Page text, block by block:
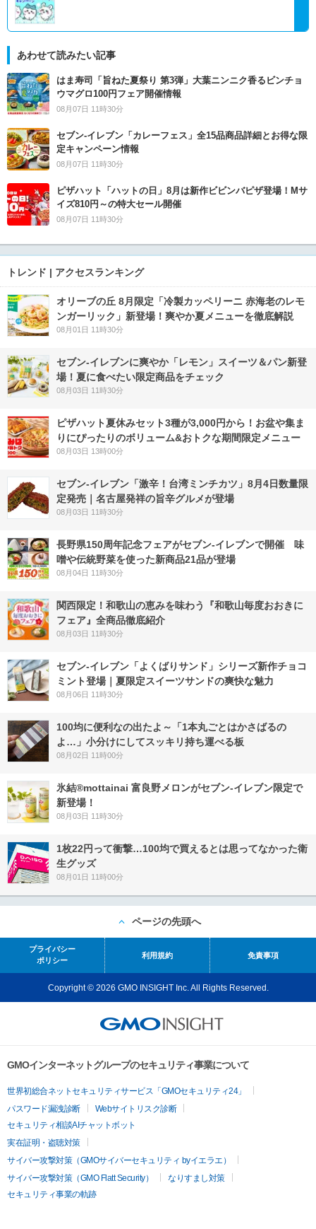
あわせて読みたい記事
はま寿司「旨ねた夏祭り 第3弾」大葉ニンニク香るビンチョ
ウマグロ100円フェア開催情報
08月07日 11時30分
セブン‐イレブン「カレーフェス」全15品商品詳細とお得な限
定キャンペーン情報
08月07日 11時30分
ピザハット「ハットの日」8月は新作ビビンバピザ登場！Mサ
イズ810円～の特大セール開催
08月07日 11時30分
トレンド | アクセスランキング
オリーブの丘 8月限定「冷製カッペリーニ 赤海老のレモ
ンガーリック」新登場！爽やか夏メニューを徹底解説
08月01日 11時30分
セブン‐イレブンに爽やか「レモン」スイーツ＆パン新登
場！夏に食べたい限定商品をチェック
08月03日 11時30分
ピザハット夏休みセット3種が3,000円から！お盆や集ま
りにぴったりのボリューム&おトクな期間限定メニュー
08月03日 13時00分
セブン-イレブン「激辛！台湾ミンチカツ」8月4日数量限
定発売｜名古屋発祥の旨辛グルメが登場
08月03日 11時30分
長野県150周年記念フェアがセブン-イレブンで開催 味
噌や伝統野菜を使った新商品21品が登場
08月04日 11時30分
関西限定！和歌山の恵みを味わう『和歌山毎度おおきに
フェア』全商品徹底紹介
08月03日 11時30分
セブン‐イレブン「よくばりサンド」シリーズ新作チョコ
ミント登場｜夏限定スイーツサンドの爽快な魅力
08月06日 11時30分
100均に便利なの出たよ～「1本丸ごとはかさばるの
よ…」小分けにしてスッキリ持ち運べる板
08月02日 11時00分
氷結®mottainai 富良野メロンがセブン‐イレブン限定で
新登場！
08月03日 11時30分
1枚22円って衝撃…100均で買えるとは思ってなかった衛
生グッズ
08月01日 11時00分
ページの先頭へ
プライバシー
ポリシー
利用規約 免責事項
Copyright © 2026 GMO INSIGHT Inc. All Rights Reserved.
GMOインターネットグループのセキュリティ事業について
世界初総合ネットセキュリティサービス「GMOセキュリティ24」
パスワード漏洩診断
Webサイトリスク診断
セキュリティ相談AIチャットボット
実在証明・盗聴対策
サイバー攻撃対策（GMOサイバーセキュリティ byイエラエ）
サイバー攻撃対策（GMO Flatt Security）
なりすまし対策
セキュリティ事業の軌跡